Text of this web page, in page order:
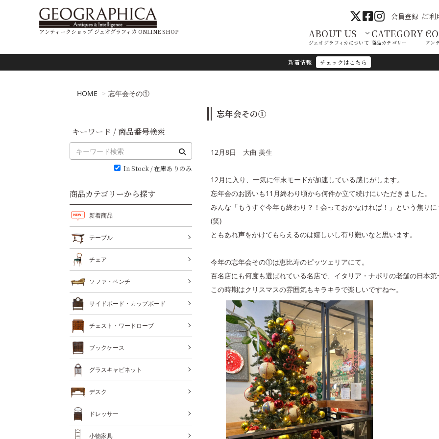
新着情報 チェックはこちら
アンティークショップ ジェオグラフィカ ONLINE SHOP
会員登録 ご利
ABOUT US
ジェオグラフィカについて
CATEGORY
商品カテゴリー アン
HOME 忘年会その①
忘年会その①
12月8日 大曲 美生
12月に入り、一気に年末モードが加速している感じがします。
忘年会のお誘いも11月終わり頃から何件か立て続けにいただきました。
みんな「もうすぐ今年も終わり？！会っておかなければ！」という焦り
(笑)
ともあれ声をかけてもらえるのは嬉しいし有り難いなと思います。
今年の忘年会その①は恵比寿のピッツェリアにて。
百名店にも何度も選ばれている名店で、イタリア・ナポリの老舗の日本第
この時期はクリスマスの雰囲気もキラキラで楽しいですね〜。
キーワード / 商品番号検索
In Stock / 在庫ありのみ
商品カテゴリーから探す
新着商品
テーブル
チェア
ソファ・ベンチ
サイドボード・カップボード
チェスト・ワードローブ
ブックケース
グラスキャビネット
デスク
ドレッサー
小物家具